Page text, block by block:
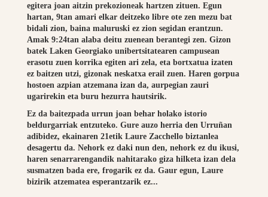
egitera joan aitzin prekozioneak hartzen zituen. Egun
hartan, 9tan amari elkar deitzeko libre ote zen mezu bat
bidali zion, baina maluruski ez zion segidan erantzun.
Amak 9:24tan alaba deitu zuenean berantegi zen. Gizon
batek Laken Georgiako unibertsitatearen campusean
erasotu zuen korrika egiten ari zela, eta bortxatua izaten
ez baitzen utzi, gizonak neskatxa erail zuen. Haren gorpua
hostoen azpian atzemana izan da, aurpegian zauri
ugarirekin eta buru hezurra hautsirik.
Ez da baitezpada urrun joan behar holako istorio
beldurgarriak entzuteko. Gure auzo herria den Urruñan
adibidez, ekainaren 21etik Laure Zacchello biztanlea
desagertu da. Nehork ez daki nun den, nehork ez du ikusi,
haren senarrarengandik nahitarako giza hilketa izan dela
susmatzen bada ere, frogarik ez da. Gaur egun, Laure
bizirik atzematea esperantzarik ez...